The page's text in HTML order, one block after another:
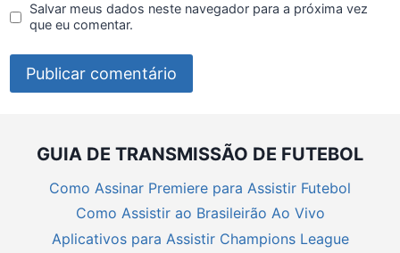
Salvar meus dados neste navegador para a próxima vez
que eu comentar.
GUIA DE TRANSMISSÃO DE FUTEBOL
Como Assinar Premiere para Assistir Futebol
Como Assistir ao Brasileirão Ao Vivo
Aplicativos para Assistir Champions League